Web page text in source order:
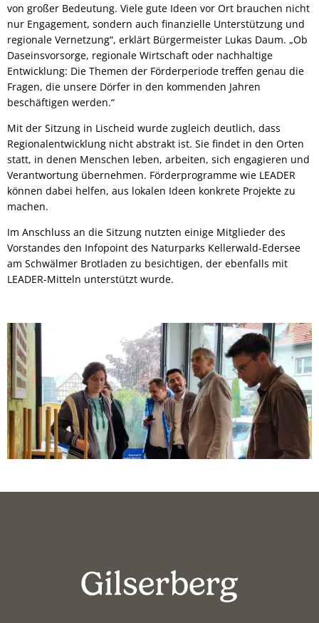
von großer Bedeutung. Viele gute Ideen vor Ort brauchen nicht
nur Engagement, sondern auch finanzielle Unterstützung und
regionale Vernetzung“, erklärt Bürgermeister Lukas Daum. „Ob
Daseinsvorsorge, regionale Wirtschaft oder nachhaltige
Entwicklung: Die Themen der Förderperiode treffen genau die
Fragen, die unsere Dörfer in den kommenden Jahren
beschäftigen werden.“
Mit der Sitzung in Lischeid wurde zugleich deutlich, dass
Regionalentwicklung nicht abstrakt ist. Sie findet in den Orten
statt, in denen Menschen leben, arbeiten, sich engagieren und
Verantwortung übernehmen. Förderprogramme wie LEADER
können dabei helfen, aus lokalen Ideen konkrete Projekte zu
machen.
Im Anschluss an die Sitzung nutzten einige Mitglieder des
Vorstandes den Infopoint des Naturparks Kellerwald-Edersee
am Schwälmer Brotladen zu besichtigen, der ebenfalls mit
LEADER-Mitteln unterstützt wurde.